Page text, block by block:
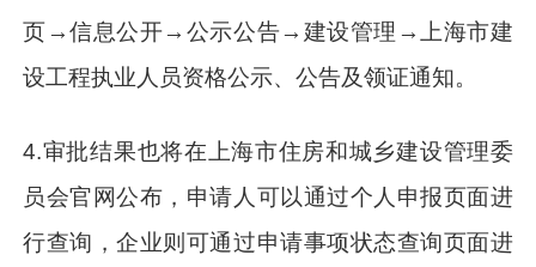
页→信息公开→公示公告→建设管理→上海市建
设工程执业人员资格公示、公告及领证通知。
4.审批结果也将在上海市住房和城乡建设管理委
员会官网公布，申请人可以通过个人申报页面进
行查询，企业则可通过申请事项状态查询页面进